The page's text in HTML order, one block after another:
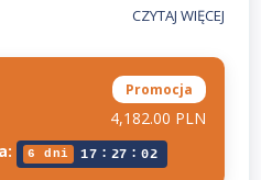
CZYTAJ WIĘCEJ
Promocja
4,182.00 PLN
6 dni 17 : 27 : 02